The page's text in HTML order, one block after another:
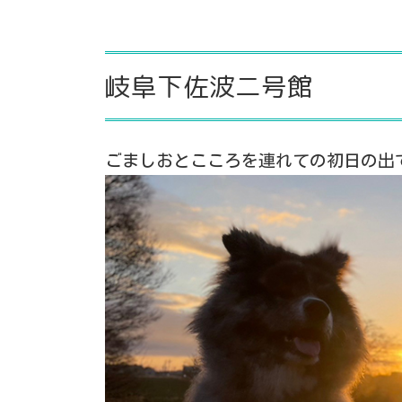
岐阜下佐波二号館
ごましおとこころを連れての初日の出